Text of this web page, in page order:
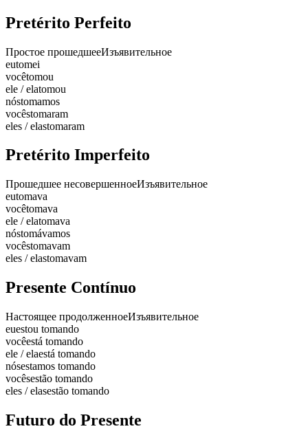
Pretérito Perfeito
Простое прошедшееИзъявительное
eutomei
vocêtomou
ele / elatomou
nóstomamos
vocêstomaram
eles / elastomaram
Pretérito Imperfeito
Прошедшее несовершенноеИзъявительное
eutomava
vocêtomava
ele / elatomava
nóstomávamos
vocêstomavam
eles / elastomavam
Presente Contínuo
Настоящее продолженноеИзъявительное
euestou tomando
vocêestá tomando
ele / elaestá tomando
nósestamos tomando
vocêsestão tomando
eles / elasestão tomando
Futuro do Presente